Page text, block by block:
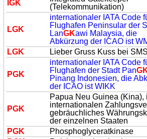
IGK
(Telekommunikation)
LGK
internationaler IATA Code
Flughafen Peninsular der
LanGKawi Malaysia, die
Abkürzung der ICAO ist
LGK Lieber Gruss Kuss bei SMS
PGK
internationaler IATA Code
Flughafen der Stadt Pan
Pinang Indonesien, die
der ICAO ist WIKK
PGK
Papua Neu Guinea (Kina),
internationalen
gebräuchliches
der einzelnen Staaten
PGK Phosphoglyceratkinase